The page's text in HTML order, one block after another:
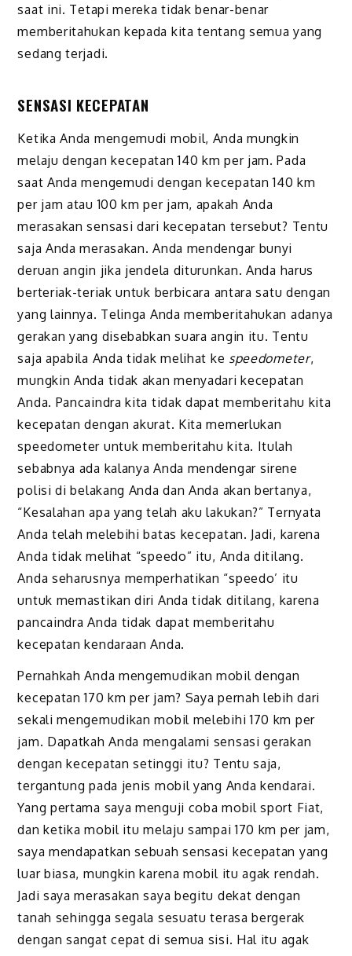
saat ini. Tetapi mereka tidak benar-benar
memberitahukan kepada kita tentang semua yang
sedang terjadi.
SENSASI KECEPATAN
Ketika Anda mengemudi mobil, Anda mungkin
melaju dengan kecepatan 140 km per jam. Pada
saat Anda mengemudi dengan kecepatan 140 km
per jam atau 100 km per jam, apakah Anda
merasakan sensasi dari kecepatan tersebut? Tentu
saja Anda merasakan. Anda mendengar bunyi
deruan angin jika jendela diturunkan. Anda harus
berteriak-teriak untuk berbicara antara satu dengan
yang lainnya. Telinga Anda memberitahukan adanya
gerakan yang disebabkan suara angin itu. Tentu
saja apabila Anda tidak melihat ke speedometer,
mungkin Anda tidak akan menyadari kecepatan
Anda. Pancaindra kita tidak dapat memberitahu kita
kecepatan dengan akurat. Kita memerlukan
speedometer untuk memberitahu kita. Itulah
sebabnya ada kalanya Anda mendengar sirene
polisi di belakang Anda dan Anda akan bertanya,
“Kesalahan apa yang telah aku lakukan?” Ternyata
Anda telah melebihi batas kecepatan. Jadi, karena
Anda tidak melihat “speedo” itu, Anda ditilang.
Anda seharusnya memperhatikan “speedo’ itu
untuk memastikan diri Anda tidak ditilang, karena
pancaindra Anda tidak dapat memberitahu
kecepatan kendaraan Anda.
Pernahkah Anda mengemudikan mobil dengan
kecepatan 170 km per jam? Saya pernah lebih dari
sekali mengemudikan mobil melebihi 170 km per
jam. Dapatkah Anda mengalami sensasi gerakan
dengan kecepatan setinggi itu? Tentu saja,
tergantung pada jenis mobil yang Anda kendarai.
Yang pertama saya menguji coba mobil sport Fiat,
dan ketika mobil itu melaju sampai 170 km per jam,
saya mendapatkan sebuah sensasi kecepatan yang
luar biasa, mungkin karena mobil itu agak rendah.
Jadi saya merasakan saya begitu dekat dengan
tanah sehingga segala sesuatu terasa bergerak
dengan sangat cepat di semua sisi. Hal itu agak